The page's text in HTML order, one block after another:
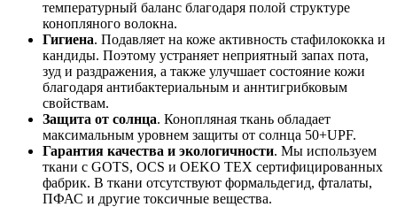
температурный баланс благодаря полой структуре
конопляного волокна.
Гигиена. Подавляет на коже активность стафилококка и
кандиды. Поэтому устраняет неприятный запах пота,
зуд и раздражения, а также улучшает состояние кожи
благодаря антибактериальным и аннтигрибковым
свойствам.
Защита от солнца. Конопляная ткань обладает
максимальным уровнем защиты от солнца 50+UPF.
Гарантия качества и экологичности. Мы используем
ткани с GOTS, OCS и OEKO TEX сертифицированных
фабрик. В ткани отсутствуют формальдегид, фталаты,
ПФАС и другие токсичные вещества.